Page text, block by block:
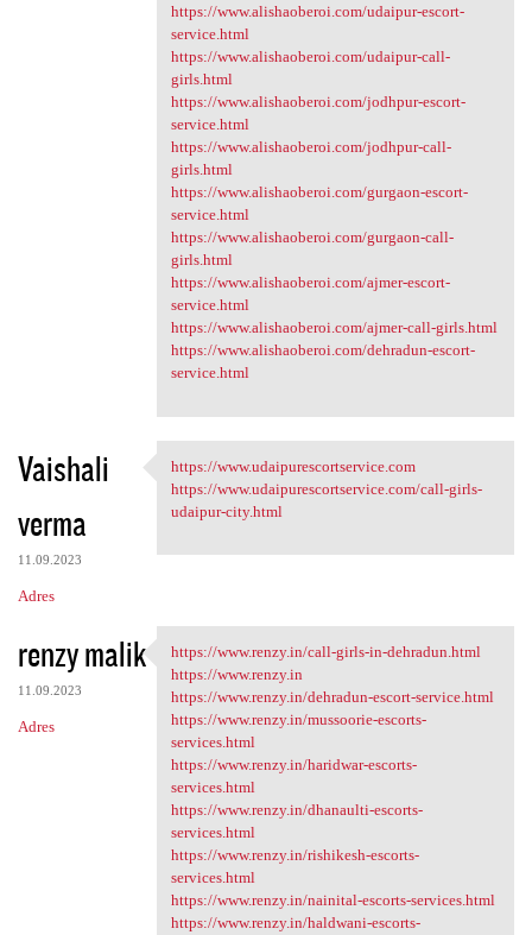
https://www.alishaoberoi.com/udaipur-escort-
service.html
https://www.alishaoberoi.com/udaipur-call-
girls.html
https://www.alishaoberoi.com/jodhpur-escort-
service.html
https://www.alishaoberoi.com/jodhpur-call-
girls.html
https://www.alishaoberoi.com/gurgaon-escort-
service.html
https://www.alishaoberoi.com/gurgaon-call-
girls.html
https://www.alishaoberoi.com/ajmer-escort-
service.html
https://www.alishaoberoi.com/ajmer-call-girls.html
https://www.alishaoberoi.com/dehradun-escort-
service.html
Vaishali
verma
11.09.2023
Adres
https://www
https://www.udaipurescortservice.com
https://www.udaipurescortservice.com/call-girls-
udaipur-city.html
renzy malik
11.09.2023
Adres
https://www.renzy.in/call
https://www.renzy.in/call-girls-in-dehradun.html
https://www.renzy.in
https://www.renzy.in/dehradun-escort-service.html
https://www.renzy.in/mussoorie-escorts-
services.html
https://www.renzy.in/haridwar-escorts-
services.html
https://www.renzy.in/dhanaulti-escorts-
services.html
https://www.renzy.in/rishikesh-escorts-
services.html
https://www.renzy.in/nainital-escorts-services.html
https://www.renzy.in/haldwani-escorts-